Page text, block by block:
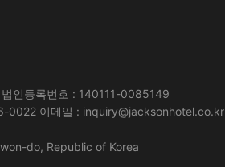
인등록번호 : 140111-0085149
0022 이메일 : inquiry@jacksonhotel.co.kr
do, Republic of Korea